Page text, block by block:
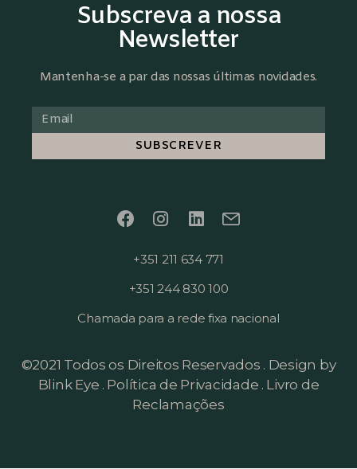
Subscreva a nossa
Newsletter
Mantenha-se a par das nossas últimas novidades.
SUBSCREVER
+351 211 634 771
+351 244 830 100
Chamada para a rede fixa nacional
©2021 Todos os Direitos Reservados . Design by
Blink Eye . Política de Privacidade . Livro de
Reclamações